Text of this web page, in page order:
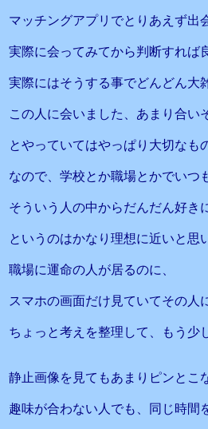
マッチングアプリでとりあえず出
実際に会ってみてから判断すれば
実際にはそうする事でどんどん大
この人に会いました、あまり合い
とやっていてはやっぱり大切なも
なので、学校とか職場とかでいつ
そういう人の中からだんだん好き
というのはかなり理想に近いと思
職場に運命の人が居るのに、
スマホの画面だけ見ていてその人
ちょっと考えを整理して、もう少
静止画像を見てもあまりピンとこ
趣味が合わない人でも、同じ時間